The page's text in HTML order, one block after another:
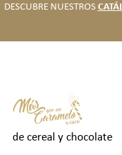
DESCUBRE NUESTROS
Inicio/ Chocolates
y Chocolates unitarios
de cereal y chocolate